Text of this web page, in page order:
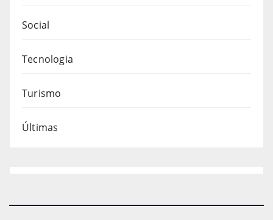
Social
Tecnologia
Turismo
Últimas